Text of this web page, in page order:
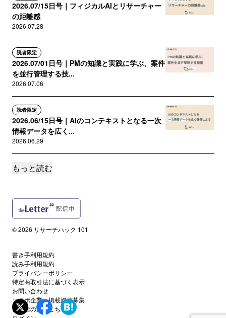
2026.07/15日号｜フィジカルAIとリサーチャー
の距離感
2026.07.28
読者限定
2026.07/01日号｜PMの知識と実践に学ぶ、案件
を並行管理する技...
2026.07.06
読者限定
2026.06/15日号｜AIのコンテキストとなる一次
情報データを広く...
2026.06.29
読者限定
2026.06.18
2026.05/15日号｜AIネイティブ企業はGTMフェ
2026.05.28
読者限定
2026.05/01日号｜AI時代に行うユーザー調査の
順序は、インタビ...
2026.05.08
もっと読む
© 2026 リサーチハック 101
書き手利用規約
読み手利用規約
プライバシーポリシー
特定商取引法に基づく表示
お問い合わせ
コラボ企業・掲載媒体募集
代理店の方はこちら